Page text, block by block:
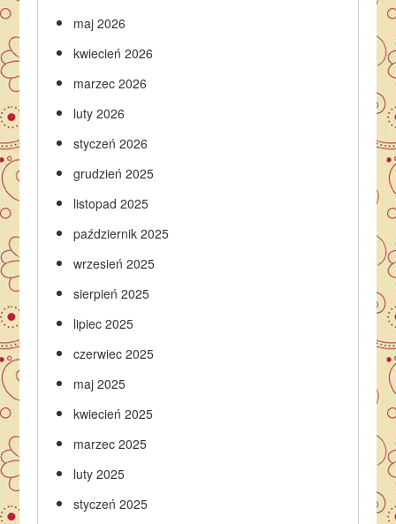
maj 2026
kwiecień 2026
marzec 2026
luty 2026
styczeń 2026
grudzień 2025
listopad 2025
październik 2025
wrzesień 2025
sierpień 2025
lipiec 2025
czerwiec 2025
maj 2025
kwiecień 2025
marzec 2025
luty 2025
styczeń 2025